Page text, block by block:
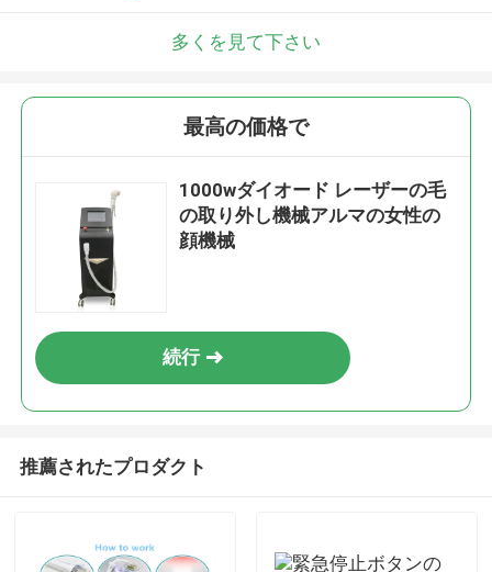
多くを見て下さい
最高の価格で
1000wダイオード レーザーの毛
の取り外し機械アルマの女性の
顔機械
続行
推薦されたプロダクト